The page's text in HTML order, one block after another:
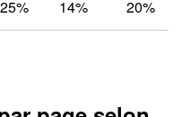
25% 14% 20%